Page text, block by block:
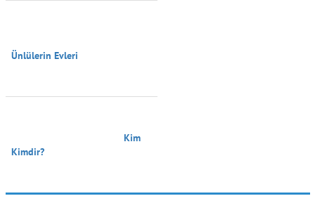
Ünlülerin Evleri
Kimdir?